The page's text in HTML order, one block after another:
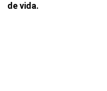
de vida.